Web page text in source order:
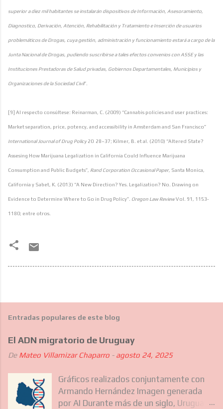
superior a diez mil habitantes se instalarán dispositivos de Información, Asesoramiento,
Diagnostico, Derivación, Atención, Rehabilitación y Tratamiento e Inserción de usuarios
problemáticos de Drogas, cuya gestión, administración y funcionamiento estará a cargo de la
Junta Nacional de Drogas, pudiendo suscribirse a tales efectos convenios con ASSE y las
Instituciones Prestadoras de Salud privadas, Gobiernos Departamentales, Municipios y
Organizaciones de la Sociedad Civil”.
[9] Al respecto consúltese: Reinarman, C. (2009) “Cannabis policies and user practices:
Market separation, price, potency, and accessibility in Amsterdam and San Francisco”
International Journal of Drug Policy20 28–37; Kilmer, B. et al. (2010) “Altered State?
Assesing How Marijuana Legalization in California Could Influence Marijuana
Consumption and Public Budgets”, Rand Corporation Occasional Paper, Santa Monica,
California y Sabet, K. (2013) “A New Direction? Yes. Legalization? No. Drawing on
Evidence to Determine Where to Go in Drug Policy”. Oregon Law ReviewVol. 91, 1153-
1180; entre otros.
Entradas populares de este blog
El ADN migratorio de Uruguay
De Mateo Villamizar Chaparro - agosto 24, 2025
Gráficos realizados conjuntamente con
Armando Hernández Imagen generada
por AI Durante más de un siglo, Uruguay